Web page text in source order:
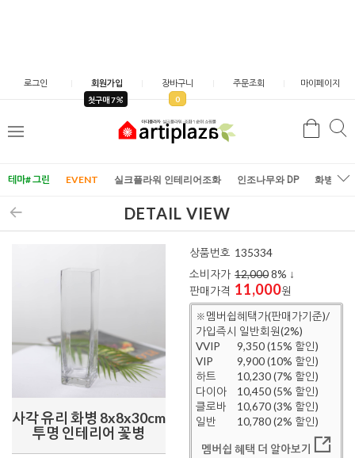
로그인 회원가입
첫구매 7
장바구니
0
주문조회 마이페이지
메
검
테마# 그린 EVENT 실크플라워 인테리어조화 인조나무와 DP 화병/화
DETAIL VIEW
사각 유리 화병 8x8x30cm
투명 인테리어 꽃병
상품번호 135334
소비자가 12,0008% ↓
판매가격 11,000원
※멤버쉽혜택가(판매가기준)/
가입즉시 일반회원(2%)
VVIP
9,350 (15% 할인)
VIP
9,900 (10% 할인)
하트
10,230 (7% 할인)
다이아
10,450 (5% 할인)
클로바
10,670 (3% 할인)
일반
10,780 (2% 할인)
멤버쉽 혜택 더 알아보기